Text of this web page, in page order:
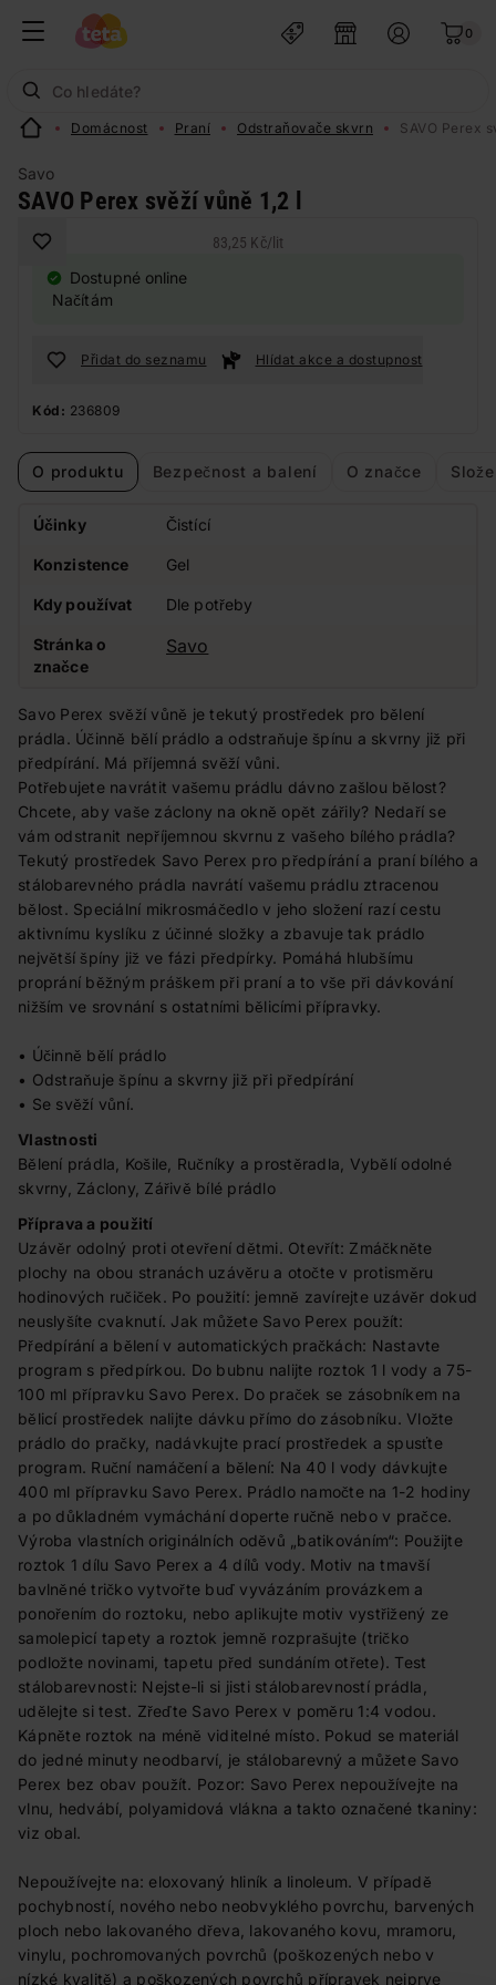
0
Domácnost Praní Odstraňovače skvrn SAVO Perex
Savo
SAVO Perex svěží vůně 1,2 l
83,25 Kč/ lit
Dostupné online
Načítám
Přidat do seznamu Hlídat akce a dostupnost
Kód: 236809
O produktu Bezpečnost a balení O značce
Účinky Čistící
Konzistence Gel
Kdy používat Dle potřeby
Stránka o
značce
Savo
Savo Perex svěží vůně je tekutý prostředek pro bělení
prádla. Účinně bělí prádlo a odstraňuje špínu a skvrny již při
předpírání. Má příjemná svěží vůni.
Potřebujete navrátit vašemu prádlu dávno zašlou bělost?
Chcete, aby vaše záclony na okně opět zářily? Nedaří se
vám odstranit nepříjemnou skvrnu z vašeho bílého prádla?
Tekutý prostředek Savo Perex pro předpírání a praní bílého a
stálobarevného prádla navrátí vašemu prádlu ztracenou
bělost. Speciální mikrosmáčedlo v jeho složení razí cestu
aktivnímu kyslíku z účinné složky a zbavuje tak prádlo
největší špíny již ve fázi předpírky. Pomáhá hlubšímu
proprání běžným práškem při praní a to vše při dávkování
nižším ve srovnání s ostatními bělicími přípravky.
• Účinně bělí prádlo
• Odstraňuje špínu a skvrny již při předpírání
• Se svěží vůní.
Vlastnosti
Bělení prádla, Košile, Ručníky a prostěradla, Vybělí odolné
skvrny, Záclony, Zářivě bílé prádlo
Příprava a použití
Uzávěr odolný proti otevření dětmi. Otevřít: Zmáčkněte
plochy na obou stranách uzávěru a otočte v protisměru
hodinových ručiček. Po použití: jemně zavírejte uzávěr dokud
neuslyšíte cvaknutí. Jak můžete Savo Perex použít:
Předpírání a bělení v automatických pračkách: Nastavte
program s předpírkou. Do bubnu nalijte roztok 1 l vody a 75-
100 ml přípravku Savo Perex. Do praček se zásobníkem na
bělicí prostředek nalijte dávku přímo do zásobníku. Vložte
prádlo do pračky, nadávkujte prací prostředek a spusťte
program. Ruční namáčení a bělení: Na 40 l vody dávkujte
400 ml přípravku Savo Perex. Prádlo namočte na 1-2 hodiny
a po důkladném vymáchání doperte ručně nebo v pračce.
Výroba vlastních originálních oděvů „batikováním“: Použijte
roztok 1 dílu Savo Perex a 4 dílů vody. Motiv na tmavší
bavlněné tričko vytvořte buď vyvázáním provázkem a
ponořením do roztoku, nebo aplikujte motiv vystřižený ze
samolepicí tapety a roztok jemně rozprašujte (tričko
podložte novinami, tapetu před sundáním otřete). Test
stálobarevnosti: Nejste-li si jisti stálobarevností prádla,
udělejte si test. Zřeďte Savo Perex v poměru 1:4 vodou.
Kápněte roztok na méně viditelné místo. Pokud se materiál
do jedné minuty neodbarví, je stálobarevný a můžete Savo
Perex bez obav použít. Pozor: Savo Perex nepoužívejte na
vlnu, hedvábí, polyamidová vlákna a takto označené tkaniny:
viz obal.
Nepoužívejte na: eloxovaný hliník a linoleum. V případě
pochybností, nového nebo neobvyklého povrchu, barvených
ploch nebo lakovaného dřeva, lakovaného kovu, mramoru,
vinylu, pochromovaných povrchů (poškozených nebo v
nízké kvalitě) a poškozených povrchů přípravek nejprve